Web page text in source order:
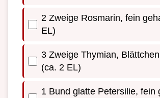
2 Zweige Rosmarin, fein
EL)
3 Zweige Thymian,
(ca. 2 EL)
1 Bund glatte Petersilie, fein